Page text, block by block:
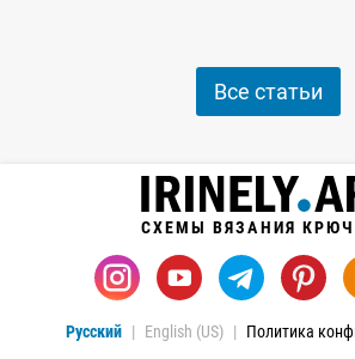
Все статьи
Русский English (US) Политика